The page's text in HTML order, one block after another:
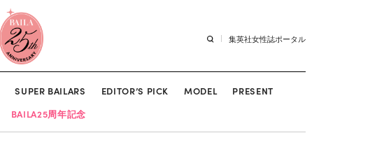
集英社女性誌ポータル
SUPER BAILARS EDITOR’S PICK MODEL
PRESENT
BAILA25周年記念